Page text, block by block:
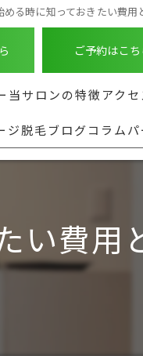
る時に知っておきたい費用
ご予約はこち
当サロンの特徴
髭
全身
アクセ
ジ脱毛ブログコラム
い費用